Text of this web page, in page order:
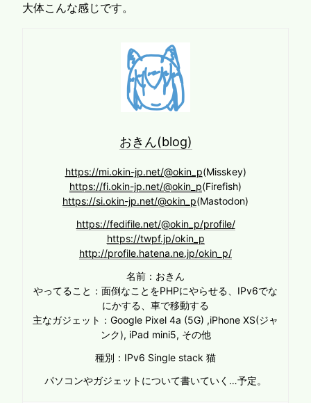
大体こんな感じです。
おきん(blog)
https://mi.okin-jp.net/@okin_p(Misskey)
https://fi.okin-jp.net/@okin_p(Firefish)
https://si.okin-jp.net/@okin_p(Mastodon)
https://fedifile.net/@okin_p/profile/
https://twpf.jp/okin_p
http://profile.hatena.ne.jp/okin_p/
名前：おきん
やってること：面倒なことをPHPにやらせる、IPv6でな
にかする、車で移動する
主なガジェット：Google Pixel 4a (5G) ,iPhone XS(ジャ
ンク), iPad mini5, その他
種別：IPv6 Single stack 猫
パソコンやガジェットについて書いていく…予定。